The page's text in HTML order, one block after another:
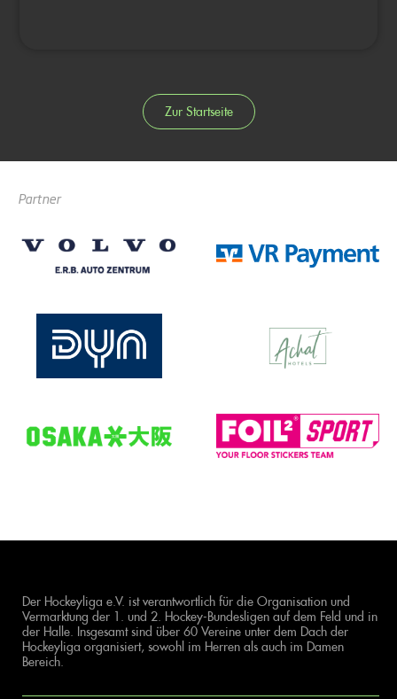
Zur Startseite
Partner
Der Hockeyliga e.V. ist verantwortlich für die Organisation und
Vermarktung der 1. und 2. Hockey-Bundesligen auf dem Feld und in
der Halle. Insgesamt sind über 60 Vereine unter dem Dach der
Hockeyliga organisiert, sowohl im Herren als auch im Damen
Bereich.